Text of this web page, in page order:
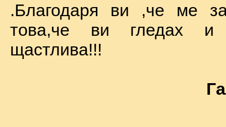
.Благодаря ви ,че ме
това,че ви гледах
щастлива!!!